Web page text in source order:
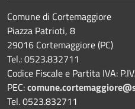
Comune di Cortemaggiore
Piazza Patrioti, 8
29016 Cortemaggiore (PC)
Tel.: 0523.832711
Codice Fiscale e Partita IVA:
PEC:
Tel. 0523.832711